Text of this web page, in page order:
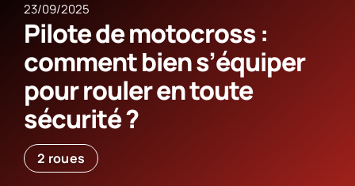
23/09/2025
Pilote de motocross :
comment bien s’équiper
pour rouler en toute
sécurité ?
2 roues